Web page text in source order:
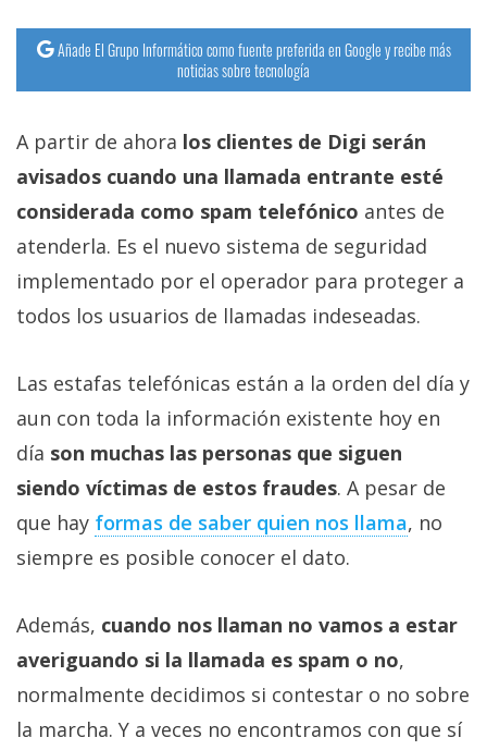
Añade El Grupo Informático como fuente preferida en Google y recibe más
noticias sobre tecnología
A partir de ahora los clientes de Digi serán
avisados cuando una llamada entrante esté
considerada como spam telefónico antes de
atenderla. Es el nuevo sistema de seguridad
implementado por el operador para proteger a
todos los usuarios de llamadas indeseadas.
Las estafas telefónicas están a la orden del día y
aun con toda la información existente hoy en
día son muchas las personas que siguen
siendo víctimas de estos fraudes. A pesar de
que hay formas de saber quien nos llama, no
siempre es posible conocer el dato.
Además, cuando nos llaman no vamos a estar
averiguando si la llamada es spam o no,
normalmente decidimos si contestar o no sobre
la marcha. Y a veces no encontramos con que sí